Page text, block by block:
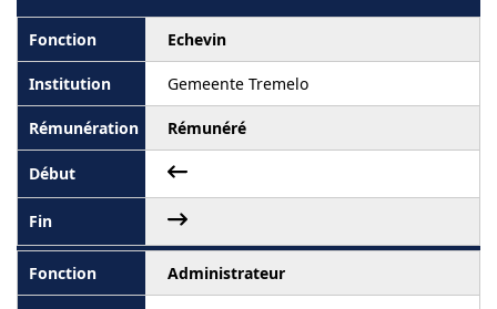
Echevin
Gemeente Tremelo
Rémunéré
Administrateur